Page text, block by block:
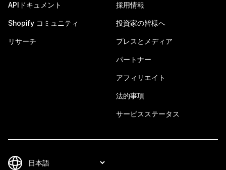
APIドキュメント
Shopify コミュニティ
リサーチ
採用情報
投資家の皆様へ
プレスとメディア
パートナー
アフィリエイト
法的事項
サービスステータス